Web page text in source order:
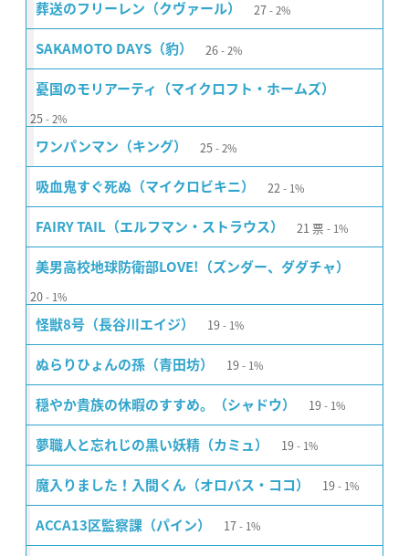
葬送のフリーレン（クヴァール） 27 2%
SAKAMOTO DAYS（豹） 26 2%
憂国のモリアーティ（マイクロフト・ホームズ）
25 2%
ワンパンマン（キング） 25 2%
吸血鬼すぐ死ぬ（マイクロビキニ） 22 1%
FAIRY TAIL（エルフマン・ストラウス） 21 票 1%
美男高校地球防衛部LOVE!（ズンダー、ダダチャ）
20 1%
怪獣8号（長谷川エイジ） 19 1%
ぬらりひょんの孫（青田坊） 19 1%
穏やか貴族の休暇のすすめ。（シャドウ） 19 1%
夢職人と忘れじの黒い妖精（カミュ） 19 1%
魔入りました！入間くん（オロバス・ココ） 19 1%
ACCA13区監察課（パイン） 17 1%